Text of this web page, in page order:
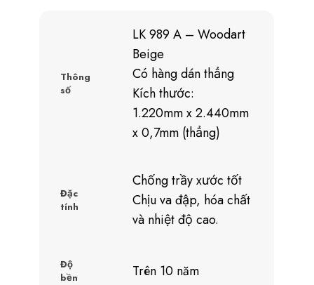
Thông
số
LK 989 A – Woodart
Beige
Có hàng dán thẳng
Kích thước:
1.220mm x 2.440mm
x 0,7mm (thẳng)
Đặc
tính
Chống trầy xước tốt
Chịu va đập, hóa chất
và nhiệt độ cao.
Độ
bền
Trên 10 năm